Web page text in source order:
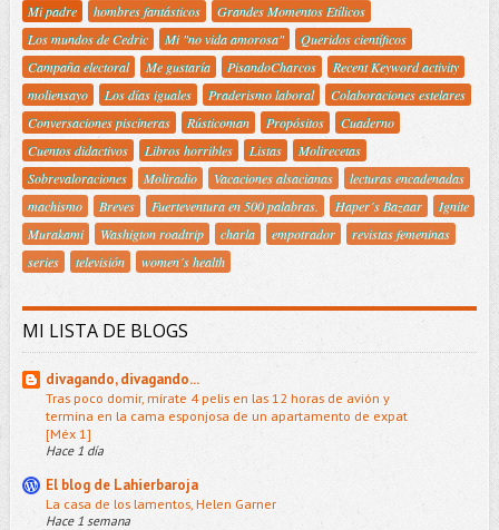
Mi padre
hombres fantásticos
Grandes Momentos Etílicos
Los mundos de Cedric
Mi "no vida amorosa"
Queridos científicos
Campaña electoral
Me gustaría PisandoCharcos
Recent Keyword activity
moliensayo
Los días iguales Praderismo laboral
Colaboraciones estelares
Conversaciones piscineras
Rústicoman Propósitos
Cuaderno
Cuentos didactivos
Libros horribles Listas
Molirecetas
Sobrevaloraciones
Moliradio Vacaciones alsacianas
lecturas encadenadas
machismo
Breves Fuerteventura en 500 palabras. Haper´s Bazaar
Ignite
Murakami
Washigton roadtrip charla empotrador
revistas femeninas
series
televisión women´s health
MI LISTA DE BLOGS
divagando, divagando...
Tras poco domir, mírate 4 pelis en las 12 horas de avión y
termina en la cama esponjosa de un apartamento de expat
[Méx 1]
Hace 1 día
El blog de Lahierbaroja
La casa de los lamentos, Helen Garner
Hace 1 semana